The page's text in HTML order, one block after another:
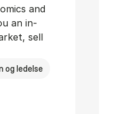
and
an in-
sell
og ledelse